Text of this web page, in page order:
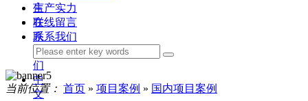
言
联
系
我
们
中
文
生产实力
在线留言
联系我们
当前位置： 首页 » 项目案例 » 国内项目案例